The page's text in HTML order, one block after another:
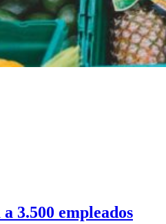
3.500 empleados